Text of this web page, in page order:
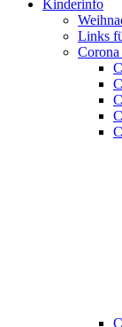
Kinderinfo
Links